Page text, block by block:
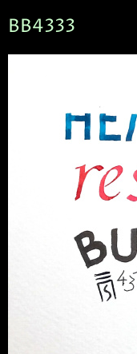
BB4333